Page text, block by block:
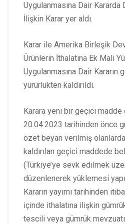
Uygulanmasına Dair Kararda
İlişkin Karar yer aldı.
Karar ile Amerika Birleşik
Ürünlerin İthalatına Ek Mali
Uygulanmasına Dair Kararın
yürürlükten kaldırıldı.
Karara yeni bir geçici madde
20.04.2023 tarihinden önce
özet beyan verilmiş
kaldırılan geçici maddede
(Türkiye’ye sevk edilmek
düzenlenerek yüklemesi
Kararın yayımı tarihinden
içinde ithalatına ilişkin
tescili veya gümrük